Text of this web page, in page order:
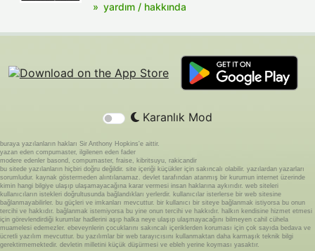
yardım / hakkında
Karanlık Mod
buraya yazılanların hakları Sir Anthony Hopkins'e aittir.
yazan eden compumaster, ilgilenen eden fader
modere edenler basond, compumaster, fraise, kibritsuyu, rakicandir
bu sitede yazılanların hiçbiri doğru değildir. site içeriği küçükler için sakıncalı olabilir. yazılardan yazarları
sorumludur. kaynak göstermeden alıntılanamaz. devlet tarafından atanmış bir kurumun internet üzerinde
kimin hangi bilgiye ulaşıp ulaşamayacağına karar vermesi insan haklarına aykırıdır. web siteleri
kullanıcıların istekleri doğrultusunda bağlandıkları yerlerdir. kullanıcılar isterlerse bir web sitesine
bağlanmayabilirler. bu güçleri ve imkanları mevcuttur. bir kullanıcı bir siteye bağlanmak istiyorsa bu onun
tercihi ve hakkıdır. bağlanmak istemiyorsa bu yine onun tercihi ve hakkıdır. halkın kendisine hizmet etmesi
için görevlendirdiği kurumlar hadlerini aşıp halka neye ulaşıp ulaşmayacağını bilmeyen cahil cühela
muamelesi edemezler. ebeveynlerin çocuklarını sakıncalı içeriklerden koruması için çok sayıda bedava ve
ücretli yazılım mevcuttur. bu yazılımlar bir web tarayıcısını kullanmaktan daha karmaşık teknik bilgi
gerektirmemektedir. devletin milletini küçük düşürmesi ve ebleh yerine koyması yasaktır.